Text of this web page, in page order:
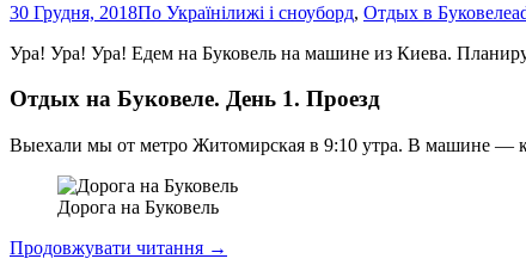
ebay
30 Грудня, 2018По Українілижі і сноуборд, Отдых в Буковеле
Ура! Ура! Ура! Едем на Буковель на машине из Киева.
Отдых на Буковеле. День 1. Проезд
Выехали мы от метро Житомирская в 9:10 утра. В машине
Дорога на Буковель
Продовжувати читання Отдых
→